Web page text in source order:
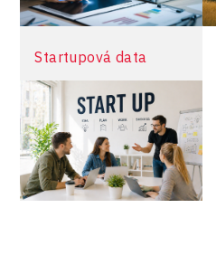
Startupová data